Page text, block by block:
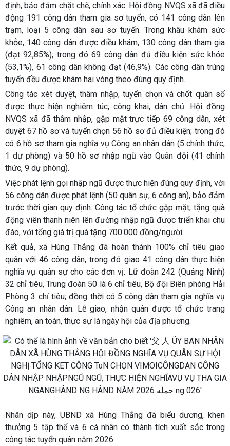
định, bảo đảm chặt chẽ, chính xác. Hội đồng NVQS xã đã điều
động 191 công dân tham gia sơ tuyển, có 141 công dân lên
trạm, loại 5 công dân sau sơ tuyển. Trong khâu khám sức
khỏe, 140 công dân được điều khám, 130 công dân tham gia
(đạt 92,85%); trong đó 69 công dân đủ điều kiện sức khỏe
(53,1%), 61 công dân không đạt (46,9%). Các công dân trúng
tuyển đều được khám hai vòng theo đúng quy định.
Công tác xét duyệt, thâm nhập, tuyển chọn và chốt quân số
được thực hiện nghiêm túc, công khai, dân chủ. Hội đồng
NVQS xã đã thâm nhập, gặp mặt trực tiếp 69 công dân, xét
duyệt 67 hồ sơ và tuyển chọn 56 hồ sơ đủ điều kiện; trong đó
có 6 hồ sơ tham gia nghĩa vụ Công an nhân dân (5 chính thức,
1 dự phòng) và 50 hồ sơ nhập ngũ vào Quân đội (41 chính
thức, 9 dự phòng).
Việc phát lệnh gọi nhập ngũ được thực hiện đúng quy định, với
56 công dân được phát lệnh (50 quân sự, 6 công an), bảo đảm
trước thời gian quy định. Công tác tổ chức gặp mặt, tặng quà
động viên thanh niên lên đường nhập ngũ được triển khai chu
đáo, với tổng giá trị quà tặng 700.000 đồng/người.
Kết quả, xã Hùng Thắng đã hoàn thành 100% chỉ tiêu giao
quân với 46 công dân, trong đó giao 41 công dân thực hiện
nghĩa vụ quân sự cho các đơn vị: Lữ đoàn 242 (Quảng Ninh)
32 chỉ tiêu, Trung đoàn 50 là 6 chỉ tiêu, Bộ đội Biên phòng Hải
Phòng 3 chỉ tiêu; đồng thời có 5 công dân tham gia nghĩa vụ
Công an nhân dân. Lễ giao, nhận quân được tổ chức trang
nghiêm, an toàn, thực sự là ngày hội của địa phương.
Nhân dịp này, UBND xã Hùng Thắng đã biểu dương, khen
thưởng 5 tập thể và 6 cá nhân có thành tích xuất sắc trong
công tác tuyển quân năm 2026